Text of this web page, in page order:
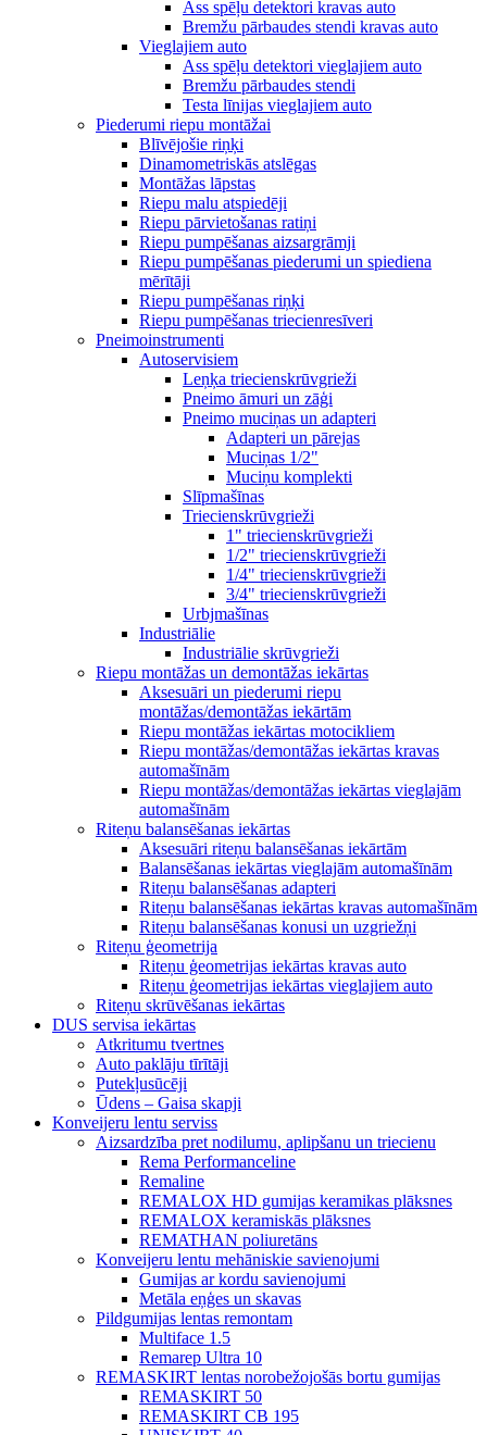
Ass spēļu detektori kravas auto
Bremžu pārbaudes stendi kravas auto
Vieglajiem auto
Ass spēļu detektori vieglajiem auto
Bremžu pārbaudes stendi
Testa līnijas vieglajiem auto
Piederumi riepu montāžai
Blīvējošie riņķi
Dinamometriskās atslēgas
Montāžas lāpstas
Riepu malu atspiedēji
Riepu pārvietošanas ratiņi
Riepu pumpēšanas aizsargrāmji
Riepu pumpēšanas piederumi un spiediena
mērītāji
Riepu pumpēšanas riņķi
Riepu pumpēšanas triecienresīveri
Pneimoinstrumenti
Autoservisiem
Leņķa triecienskrūvgrieži
Pneimo āmuri un zāģi
Pneimo muciņas un adapteri
Adapteri un pārejas
Muciņas 1/2"
Muciņu komplekti
Slīpmašīnas
Triecienskrūvgrieži
1" triecienskrūvgrieži
1/2" triecienskrūvgrieži
1/4" triecienskrūvgrieži
3/4" triecienskrūvgrieži
Urbjmašīnas
Industriālie
Industriālie skrūvgrieži
Riepu montāžas un demontāžas iekārtas
Aksesuāri un piederumi riepu
montāžas/demontāžas iekārtām
Riepu montāžas iekārtas motocikliem
Riepu montāžas/demontāžas iekārtas kravas
automašīnām
Riepu montāžas/demontāžas iekārtas vieglajām
automašīnām
Riteņu balansēšanas iekārtas
Aksesuāri riteņu balansēšanas iekārtām
Balansēšanas iekārtas vieglajām automašīnām
Riteņu balansēšanas adapteri
Riteņu balansēšanas iekārtas kravas automašīnām
Riteņu balansēšanas konusi un uzgriežņi
Riteņu ģeometrija
Riteņu ģeometrijas iekārtas kravas auto
Riteņu ģeometrijas iekārtas vieglajiem auto
Riteņu skrūvēšanas iekārtas
DUS servisa iekārtas
Atkritumu tvertnes
Auto paklāju tīrītāji
Putekļusūcēji
Ūdens – Gaisa skapji
Konveijeru lentu serviss
Aizsardzība pret nodilumu, aplipšanu un triecienu
Rema Performanceline
Remaline
REMALOX HD gumijas keramikas plāksnes
REMALOX keramiskās plāksnes
REMATHAN poliuretāns
Konveijeru lentu mehāniskie savienojumi
Gumijas ar kordu savienojumi
Metāla eņģes un skavas
Pildgumijas lentas remontam
Multiface 1.5
Remarep Ultra 10
REMASKIRT lentas norobežojošās bortu gumijas
REMASKIRT 50
REMASKIRT CB 195